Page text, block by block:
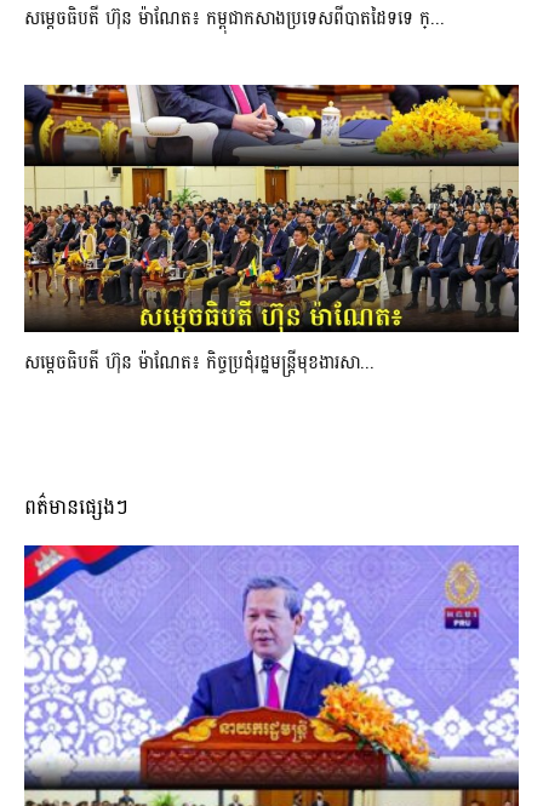
សម្ដេចធិបតី ហ៊ុន ម៉ាណែត៖ កម្ពុជាកសាងប្រទេសពីបាតដៃទទេ ក្...
សម្ដេចធិបតី ហ៊ុន ម៉ាណែត៖ កិច្ចប្រជុំរដ្ឋមន្ត្រីមុខងារសា...
ពត៌មានផ្សេងៗ